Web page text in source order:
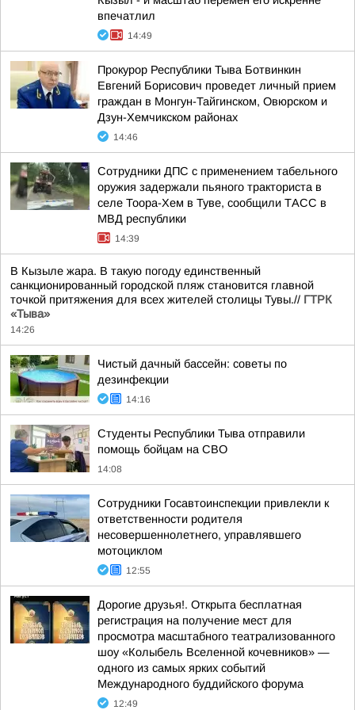
впечатлил
14:49
Прокурор Республики Тыва Ботвинкин
Евгений Борисович проведет личный прием
граждан в Монгун-Тайгинском, Овюрском и
Дзун-Хемчикском районах
14:46
Сотрудники ДПС с применением табельного
оружия задержали пьяного тракториста в
селе Тоора-Хем в Туве, сообщили ТАСС в
МВД республики
14:39
В Кызыле жара. В такую погоду единственный
санкционированный городской пляж становится главной
точкой притяжения для всех жителей столицы Тувы.// ГТРК
«Тыва»
14:26
Чистый дачный бассейн: советы по
дезинфекции
14:16
Студенты Республики Тыва отправили
помощь бойцам на СВО
14:08
Сотрудники Госавтоинспекции привлекли к
ответственности родителя
несовершеннолетнего, управлявшего
мотоциклом
12:55
Дорогие друзья!. Открыта бесплатная
регистрация на получение мест для
просмотра масштабного театрализованного
шоу «Колыбель Вселенной кочевников» —
одного из самых ярких событий
Международного буддийского форума
12:49